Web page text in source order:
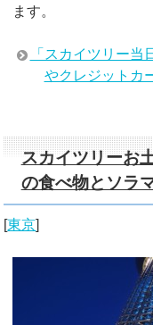
ます。
「スカイツリー
やクレジットカ
スカイツリーお
の食べ物とソラ
[東京]